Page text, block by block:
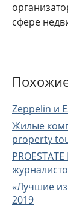
сфере
Zeppelin и
Жилые
property
«Лучшие из
2019